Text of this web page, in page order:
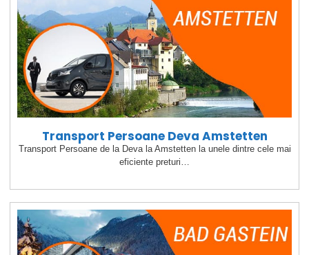
Transport Persoane Deva Amstetten
Transport Persoane de la Deva la Amstetten la unele dintre cele mai
eficiente preturi…